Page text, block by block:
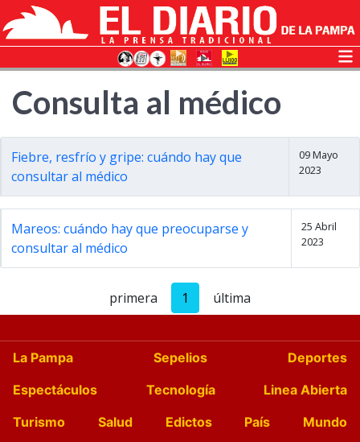
Consulta al médico
Fiebre, resfrío y gripe: cuándo hay que
consultar al médico
09 Mayo
2023
Mareos: cuándo hay que preocuparse y
consultar al médico
25 Abril
2023
primera 1 última
La Pampa Sepelios
Deportes
Espectáculos
Tecnología
Linea Abierta
Turismo
Salud Edictos País
Mundo